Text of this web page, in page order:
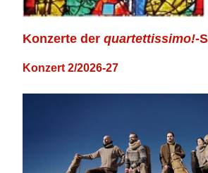
Konzerte der quartettissimo!-
Konzert 2/2026-27